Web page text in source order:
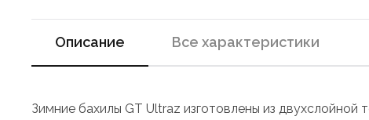
Описание Все характеристики
Зимние бахилы GT Ultraz изготовлены из